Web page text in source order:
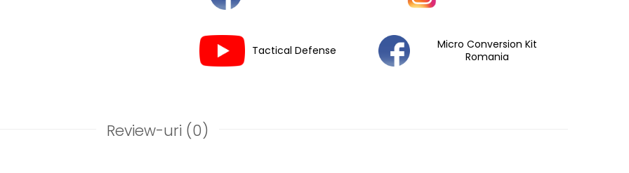
Tactical Defense
Micro Conversion Kit
Romania
Review-uri (0)